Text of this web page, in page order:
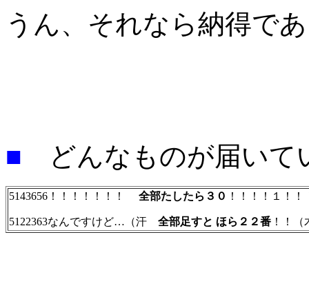
うん、それなら納得で
■ どんなものが届いて
5143656！！！！！！！ 全部たしたら３０ ！！！！１！
5122363なんですけど…（汗 全部足すと ほら２２番 ！！